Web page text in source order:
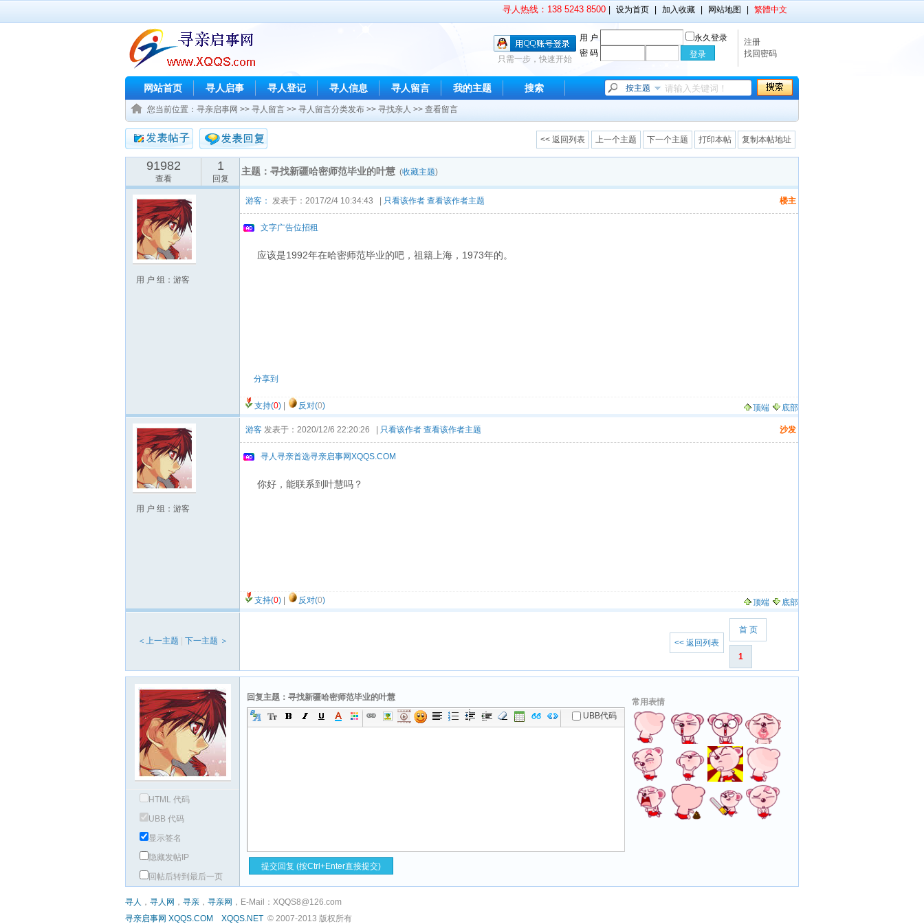
寻人热线：138 5243 8500 设为首页 加入收藏 网站地图 繁體中文
只需一步，快速开始
注册
找回密码
用 户
永久登录
密 码
网站首页 寻人启事 寻人登记 寻人信息 寻人留言 我的主题 搜索 按主题
您当前位置： 寻亲启事网 >> 寻人留言 >> 寻人留言分类发布 >> 寻找亲人 >> 查看留言
<< 返回列表 上一个主题 下一个主题 打印本帖 复制本帖地址
91982
查看
1
回复
主题：寻找新疆哈密师范毕业的叶慧 (收藏主题)
用 户 组：游客
游客： 发表于：2017/2/4 10:34:43 | 只看该作者 查看该作者主题 楼主
文字广告位招租
应该是1992年在哈密师范毕业的吧，祖籍上海，1973年的。
分享到
支持(0) 反对(0) 顶端 底部
用 户 组：游客
游客 发表于：2020/12/6 22:20:26 | 只看该作者 查看该作者主题 沙发
寻人寻亲首选寻亲启事网XQQS.COM
你好，能联系到叶慧吗？
支持(0) 反对(0) 顶端 底部
＜上一主题 下一主题 ＞ << 返回列表
首 页
1
HTML 代码
UBB 代码
显示签名
隐藏发帖IP
回帖后转到最后一页
回复主题：寻找新疆哈密师范毕业的叶慧 常用表情
寻人 ， 寻人网 ， 寻亲 ， 寻亲网 ，E-Mail：XQQS8@126.com
寻亲启事网 XQQS.COM XQQS.NET © 2007-2013 版权所有